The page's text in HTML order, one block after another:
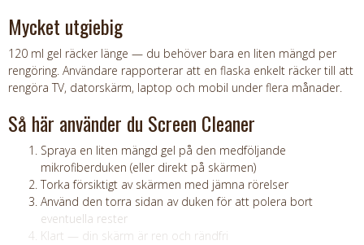
Mycket utgiebig
120 ml gel räcker länge — du behöver bara en liten mängd per
rengöring. Användare rapporterar att en flaska enkelt räcker till att
rengöra TV, datorskärm, laptop och mobil under flera månader.
Så här använder du Screen Cleaner
Spraya en liten mängd gel på den medföljande
mikrofiberduken (eller direkt på skärmen)
Torka försiktigt av skärmen med jämna rörelser
Använd den torra sidan av duken för att polera bort
eventuella rester
Klart — din skärm är ren och rändfri